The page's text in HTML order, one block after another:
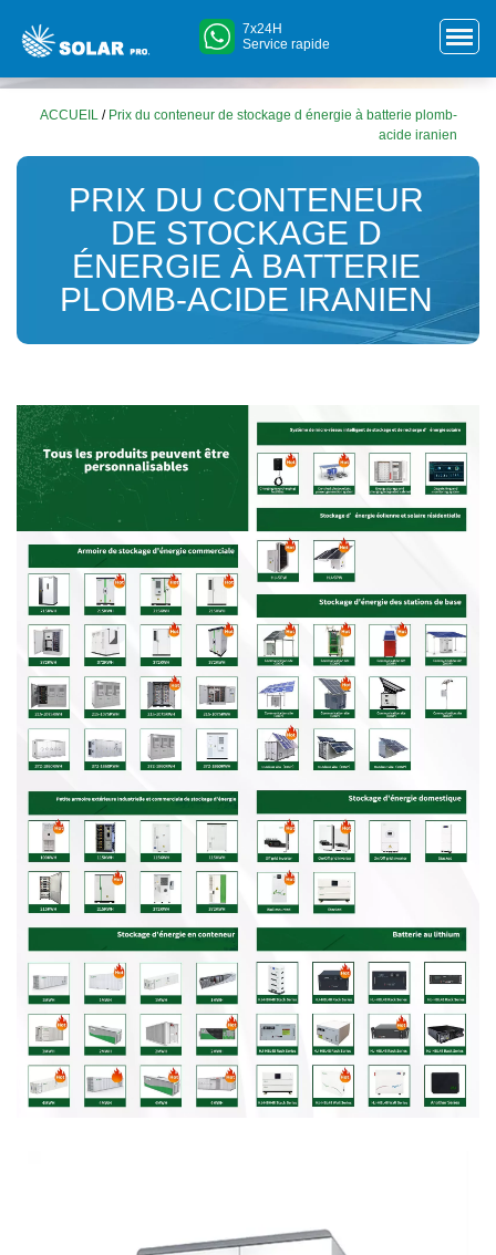
7x24H
Service rapide
ACCUEIL / Prix du conteneur de stockage d énergie à batterie plomb-
acide iranien
PRIX DU CONTENEUR
DE STOCKAGE D
ÉNERGIE À BATTERIE
PLOMB-ACIDE IRANIEN